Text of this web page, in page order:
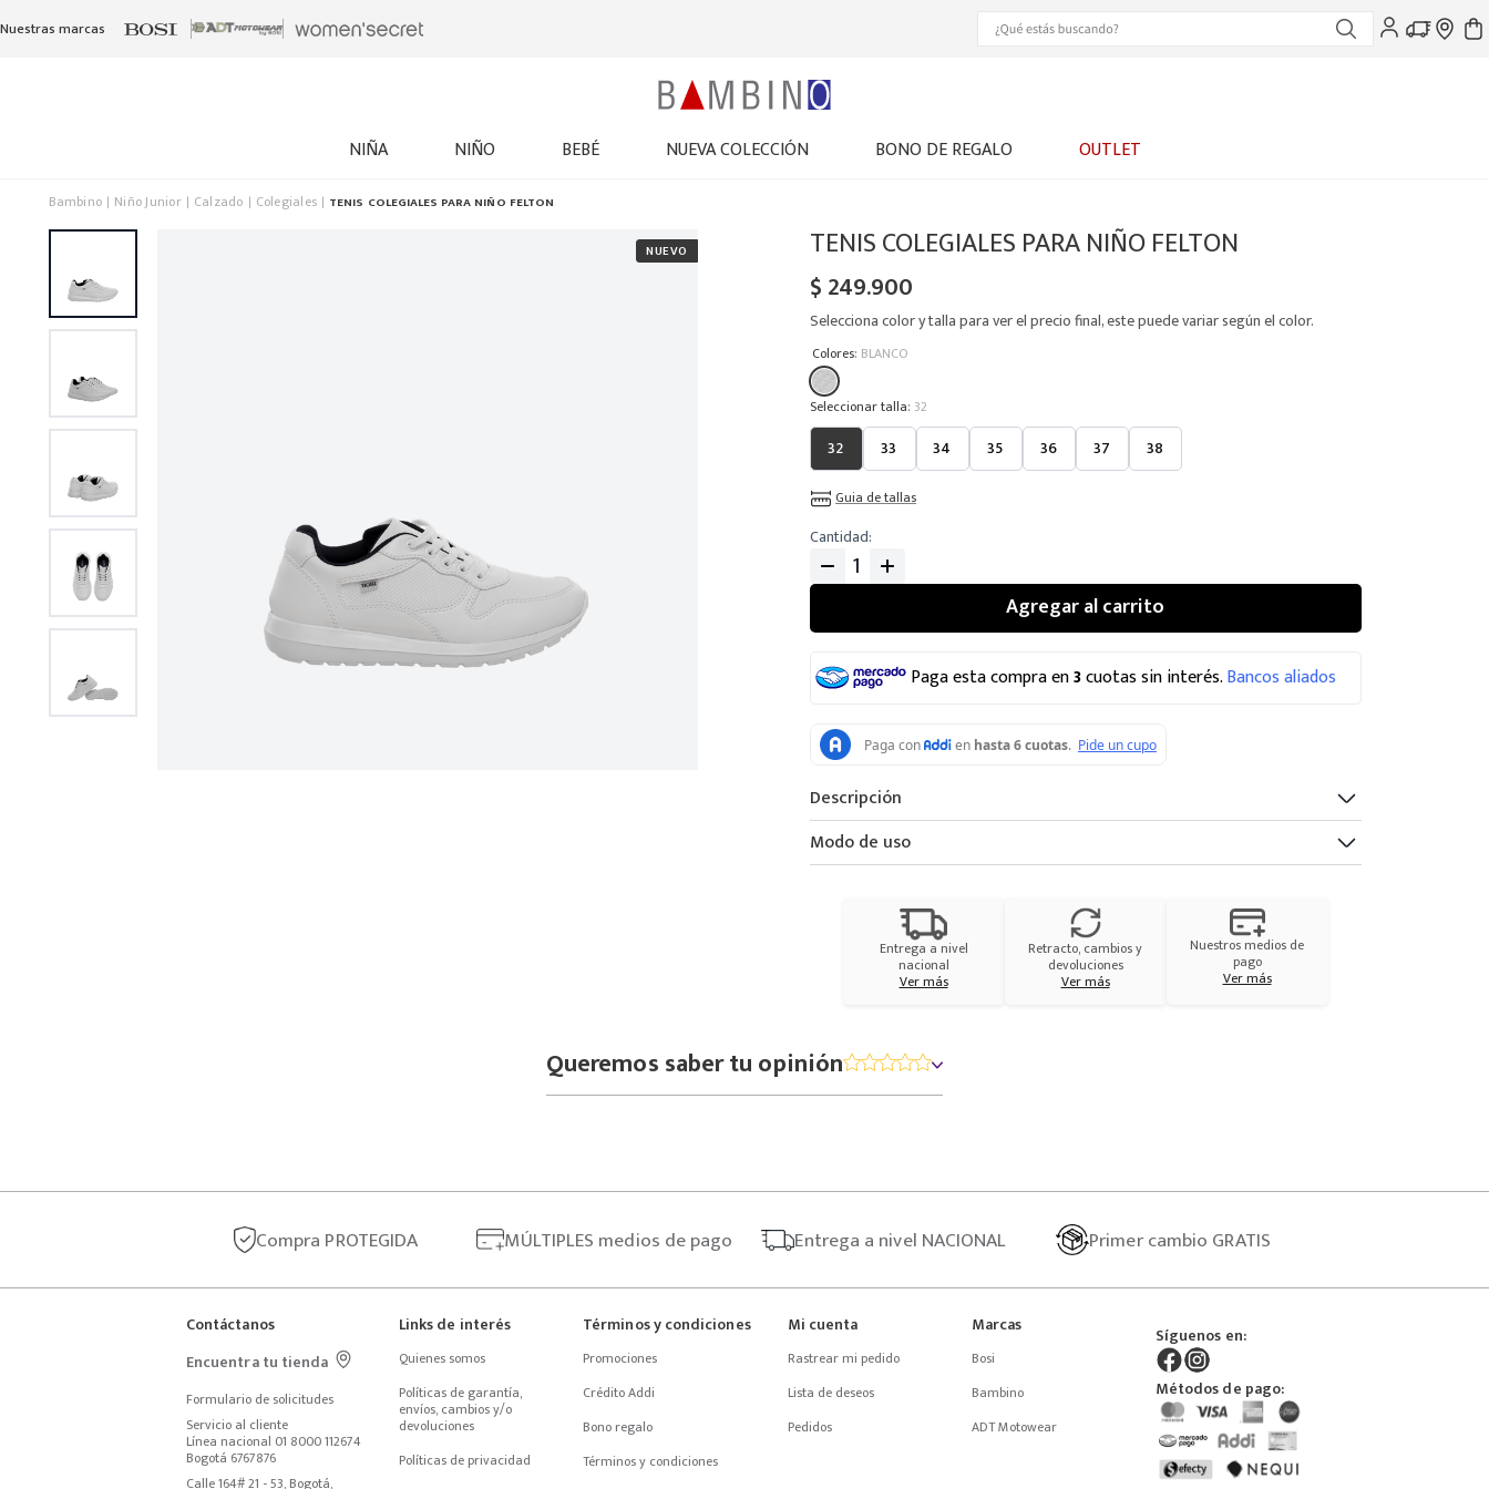
Nuestras marcas
NIÑA NIÑO BEBÉ NUEVA COLECCIÓN BONO DE REGALO OUTLET
Bambino Niño Junior Calzado Colegiales TENIS COLEGIALES PARA NIÑO FELTON
TENIS COLEGIALES PARA NIÑO FELTON
$249.900
Selecciona color y talla para ver el precio final, este puede variar según el color.
Colores: BLANCO
: 32
32 33 34 35 36 37 38
Guia de tallas
Cantidad
Agregar al carrito
Paga esta compra en3cuotas sin interés.Bancos aliados
Descripción
Modo de uso
Entrega a nivel
nacional
Ver más
Retracto, cambios y
devoluciones
Ver más
Nuestros medios de
pago
Ver más
Queremos saber tu opinión
Compra PROTEGIDA MÚLTIPLES medios de pago Entrega a nivel NACIONAL Primercambio GRATIS
Contáctanos
Encuentra tu tienda
Formulario de solicitudes
Servicio al cliente
Línea nacional 01 8000 112674
Bogotá 6767876
Calle 164# 21 - 53, Bogotá,
Links de interés
Quienes somos
Políticas de garantía,
envíos, cambios y/o
devoluciones
Políticas de privacidad
Términos y condiciones
Promociones
Crédito Addi
Bono regalo
Términos y condiciones
Mi cuenta
Rastrear mi pedido
Lista de deseos
Pedidos
Marcas
Bosi
Bambino
ADT Motowear
Síguenos en:
Métodos de pago: